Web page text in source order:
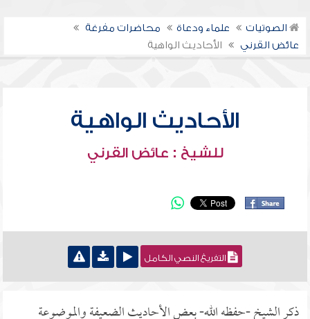
الصوتيات علماء ودعاة
محاضرات مفرغة
عائض القرني
الأحاديث الواهية
الأحاديث الواهية
للشيخ : عائض القرني
التفريغ النصي الكامل
ذكر الشيخ -حفظه الله- بعض الأحاديث الضعيفة والموضوعة